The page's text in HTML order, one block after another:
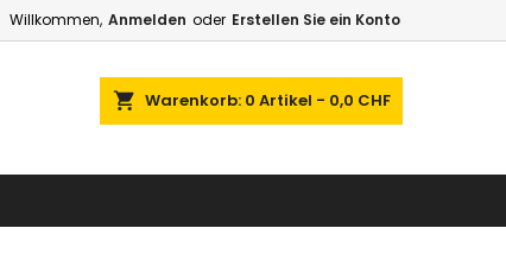
Willkommen, Anmelden oder Erstellen Sie ein Konto
Warenkorb 0 Artikel - 0,0 CHF